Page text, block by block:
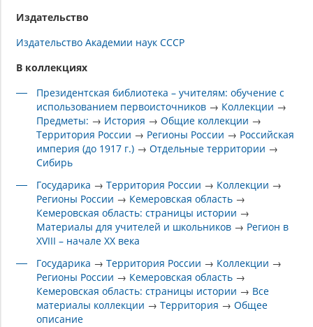
Издательство
Издательство Академии наук СССР
В коллекциях
Президентская библиотека – учителям: обучение с
использованием первоисточников → Коллекции →
Предметы: → История →Общие коллекции →
Территория России → Регионы России → Российская
империя (до 1917 г.) →Отдельные территории →
Сибирь
Государика →Территория России → Коллекции →
Регионы России → Кемеровская область →
Кемеровская область: страницы истории →
Материалы для учителей и школьников → Регион в
XVIII – начале XX века
Государика →Территория России → Коллекции →
Регионы России → Кемеровская область →
Кемеровская область: страницы истории → Все
материалы коллекции →Территория →Общее
описание